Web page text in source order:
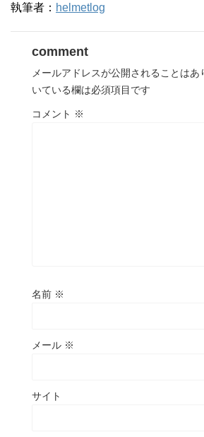
執筆者： helmetlog
comment
メールアドレスが公開されることはあ
いている欄は必須項目です
コメント ※
名前 ※
メール ※
サイト